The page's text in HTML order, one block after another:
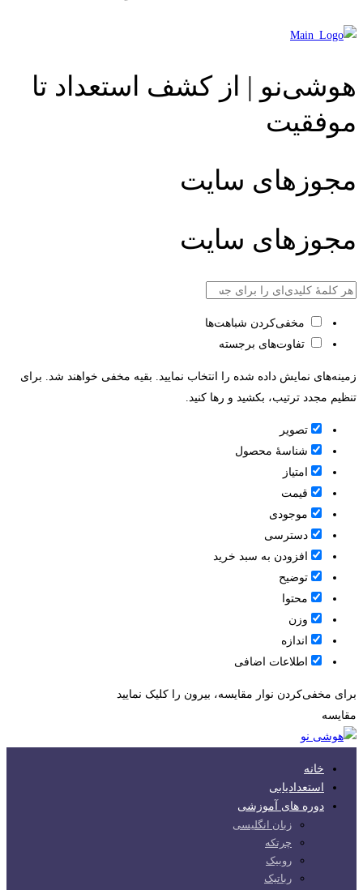
هوشی‌نو | از کشف استعداد تا
موفقیت
مجوزهای سایت
مجوزهای سایت
مخفی‌کردن شباهت‌ها
تفاوت‌های برجسته
زمینه‌های نمایش داده شده را انتخاب نمایید. بقیه مخفی خواهند شد. برای
تنظیم مجدد ترتیب، بکشید و رها کنید.
تصویر
شناسۀ محصول
امتیاز
قيمت
موجودی
دسترسی
افزودن به سبد خرید
توضیح
محتوا
وزن
اندازه
اطلاعات اضافی
برای مخفی‌کردن نوار مقایسه، بیرون را کلیک نمایید
مقایسه
خانه
استعدادیابی
دوره های آموزشی
زبان انگلیسی
چرتکه
روبیک
رباتیک